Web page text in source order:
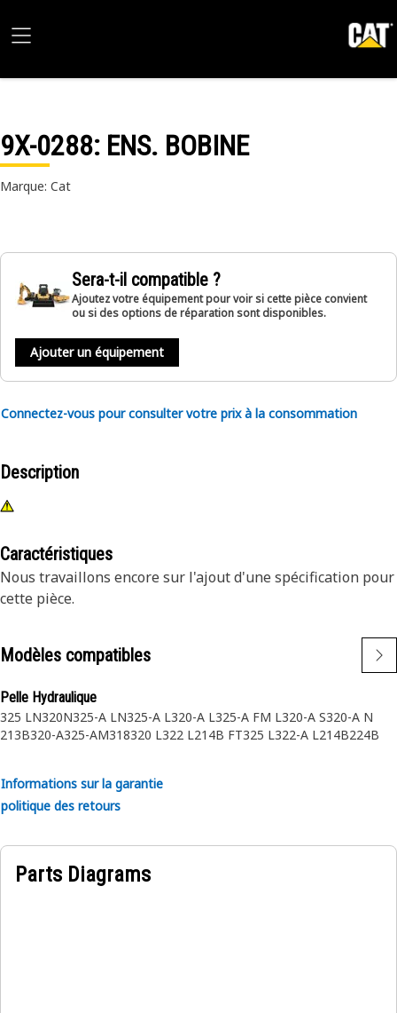
9X-0288: ENS. BOBINE
Marque: Cat
Sera-t-il compatible ?
Ajoutez votre équipement pour voir si cette pièce convient
ou si des options de réparation sont disponibles.
Ajouter un équipement
Connectez-vous pour consulter votre prix à la consommation
Description
Caractéristiques
Nous travaillons encore sur l'ajout d'une spécification pour
cette pièce.
Modèles compatibles
Pelle Hydraulique
325 LN320N325-A LN325-A L320-A L325-A FM L320-A S320-A N
213B320-A325-AM318320 L322 L214B FT325 L322-A L214B224B
Informations sur la garantie
politique des retours
Parts Diagrams